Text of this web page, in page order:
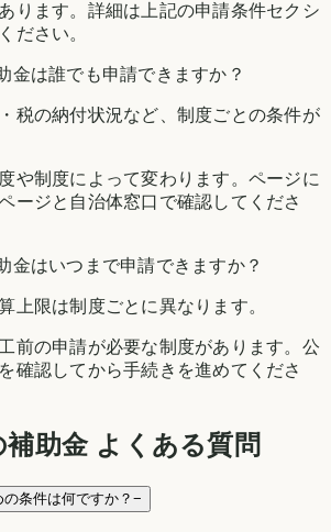
ります。詳細は上記の申請条件セクシ
ださい。
金は誰でも申請できますか？
税の納付状況など、制度ごとの条件が
や制度によって変わります。ページに
ージと自治体窓口で確認してくださ
金はいつまで申請できますか？
上限は制度ごとに異なります。
前の申請が必要な制度があります。公
確認してから手続きを進めてくださ
補助金 よくある質問
条件は何ですか？ −